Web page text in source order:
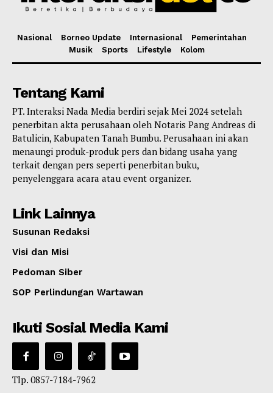
Nasional Borneo Update Internasional
Pemerintahan
Musik
Sports Lifestyle Kolom
Tentang Kami
PT. Interaksi Nada Media berdiri sejak Mei 2024 setelah
penerbitan akta perusahaan oleh Notaris Pang Andreas di
Batulicin, Kabupaten Tanah Bumbu. Perusahaan ini akan
menaungi produk-produk pers dan bidang usaha yang
terkait dengan pers seperti penerbitan buku,
penyelenggara acara atau event organizer.
Link Lainnya
Susunan Redaksi
Visi dan Misi
Pedoman Siber
SOP Perlindungan Wartawan
Ikuti Sosial Media Kami
Tlp. 0857-7184-7962